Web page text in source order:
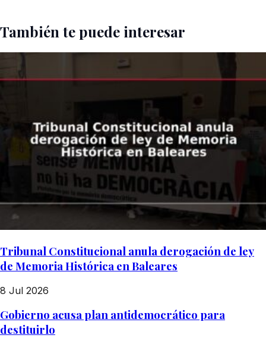
También te puede interesar
Tribunal Constitucional anula derogación de ley
de Memoria Histórica en Baleares
8 Jul 2026
Gobierno acusa plan antidemocrático para
destituirlo